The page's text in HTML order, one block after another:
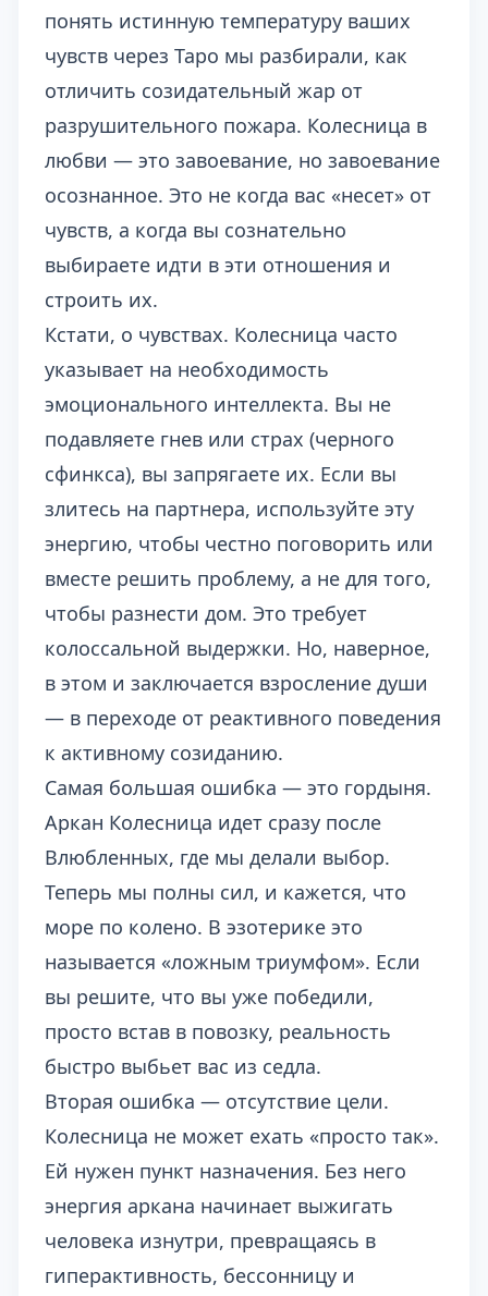
понять истинную температуру ваших
чувств через Таро мы разбирали, как
отличить созидательный жар от
разрушительного пожара. Колесница в
любви — это завоевание, но завоевание
осознанное. Это не когда вас «несет» от
чувств, а когда вы сознательно
выбираете идти в эти отношения и
строить их.
Кстати, о чувствах. Колесница часто
указывает на необходимость
эмоционального интеллекта. Вы не
подавляете гнев или страх (черного
сфинкса), вы запрягаете их. Если вы
злитесь на партнера, используйте эту
энергию, чтобы честно поговорить или
вместе решить проблему, а не для того,
чтобы разнести дом. Это требует
колоссальной выдержки. Но, наверное,
в этом и заключается взросление души
— в переходе от реактивного поведения
к активному созиданию.
Самая большая ошибка — это гордыня.
Аркан Колесница идет сразу после
Влюбленных, где мы делали выбор.
Теперь мы полны сил, и кажется, что
море по колено. В эзотерике это
называется «ложным триумфом». Если
вы решите, что вы уже победили,
просто встав в повозку, реальность
быстро выбьет вас из седла.
Вторая ошибка — отсутствие цели.
Колесница не может ехать «просто так».
Ей нужен пункт назначения. Без него
энергия аркана начинает выжигать
человека изнутри, превращаясь в
гиперактивность, бессонницу и